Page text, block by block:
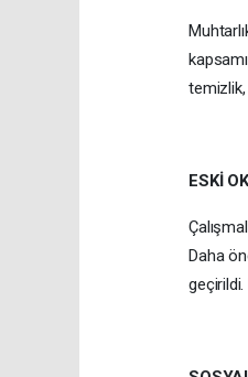
temizlik,
ESKİ
Daha
geçirildi.